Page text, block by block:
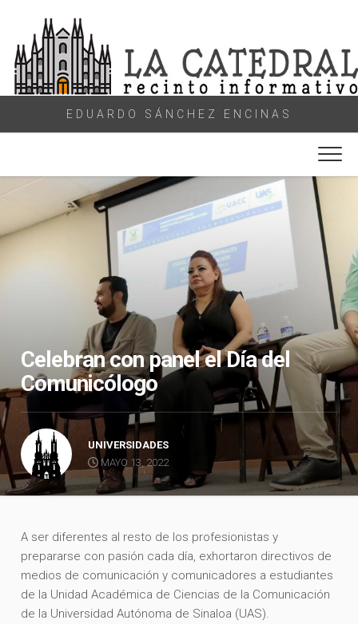
content
EDUARDO SÁNCHEZ ENCINAS
Celebran con panel el Día del
Comunicólogo
UNIVERSIDADES
MAYO 13, 2022
A ser diferentes al resto de los profesionistas y
prepararse con pasión cada día, exhortaron directivos de
medios de comunicación y comunicadores a estudiantes
de la Unidad Académica de Ciencias de la Comunicación
de la Universidad Autónoma de Sinaloa (UAS).